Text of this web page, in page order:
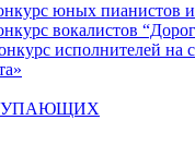
юных
вокалистов
исполнителей на